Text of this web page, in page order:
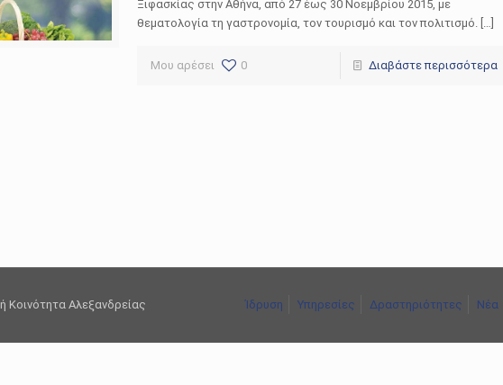
Ξιφασκίας στην Αθήνα, από 27 έως 30 Νοεμβρίου 2015, με
θεματολογία τη γαστρονομία, τον τουρισμό και τον πολιτισμό. […]
Μου αρέσει 0 Διαβάστε περισσότερα
Κοινότητα Αλεξανδρείας Ίδρυση Υπηρεσίες Δραστηριότητες Νέα